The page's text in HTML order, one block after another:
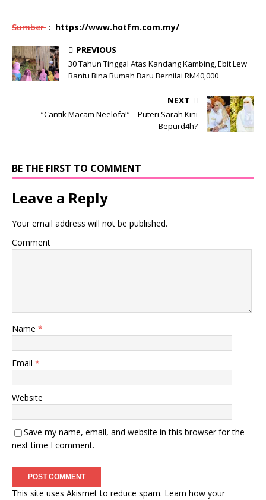
Sumber : https://www.hotfm.com.my/
PREVIOUS
30 Tahun Tinggal Atas Kandang Kambing, Ebit Lew
Bantu Bina Rumah Baru Bernilai RM40,000
NEXT
“Cantik Macam Neelofa!” – Puteri Sarah Kini
Bepurd4h?
BE THE FIRST TO COMMENT
Leave a Reply
Your email address will not be published.
Comment
Name *
Email *
Website
Save my name, email, and website in this browser for the
next time I comment.
This site uses Akismet to reduce spam. Learn how your